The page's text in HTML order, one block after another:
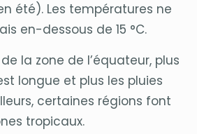
été). Les températures ne
en-dessous de 15 °C.
la zone de l’équateur, plus
longue et plus les pluies
certaines régions font
tropicaux.